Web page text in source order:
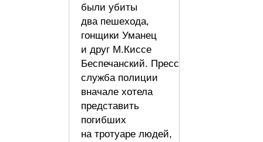
были убиты
два пешехода,
гонщики Уманец
и друг М.Киссе
Беспечанский. Пресс
служба полиции
вначале хотела
представить
погибших
на тротуаре людей,